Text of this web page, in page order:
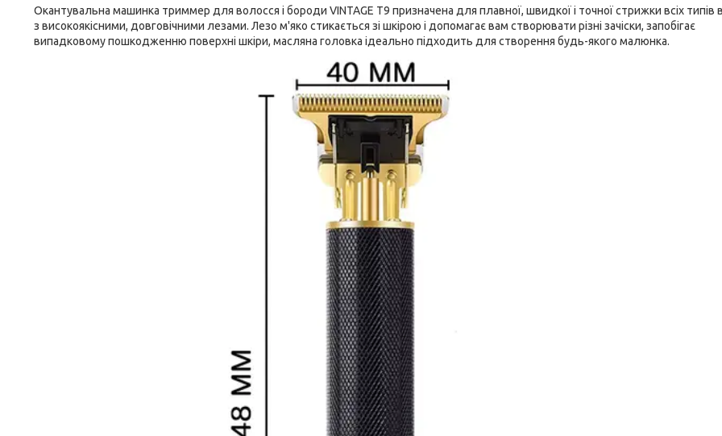
Окантувальна машинка триммер для волосся і бороди VINTAGE Т9 призначена для плавної, швидкої і точної стрижки всіх типів
з високоякісними, довговічними лезами. Лезо м'яко стикається зі шкірою і допомагає вам створювати різні зачіски, запобігає
випадковому пошкодженню поверхні шкіри, масляна головка ідеально підходить для створення будь-якого малюнка.